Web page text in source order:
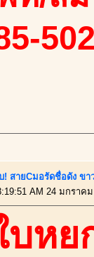
สายCมอรัดชื่อดัง ขา
AM 24 มกราค
บหย